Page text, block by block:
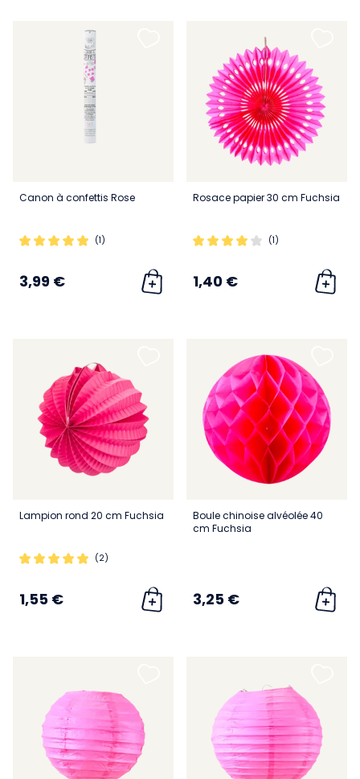
Canon à confettis Rose
(1)
3,99 €
Rosace papier 30 cm Fuchsia
(1)
1,40 €
Lampion rond 20 cm Fuchsia
(2)
1,55 €
Boule chinoise alvéolée 40
cm Fuchsia
3,25 €